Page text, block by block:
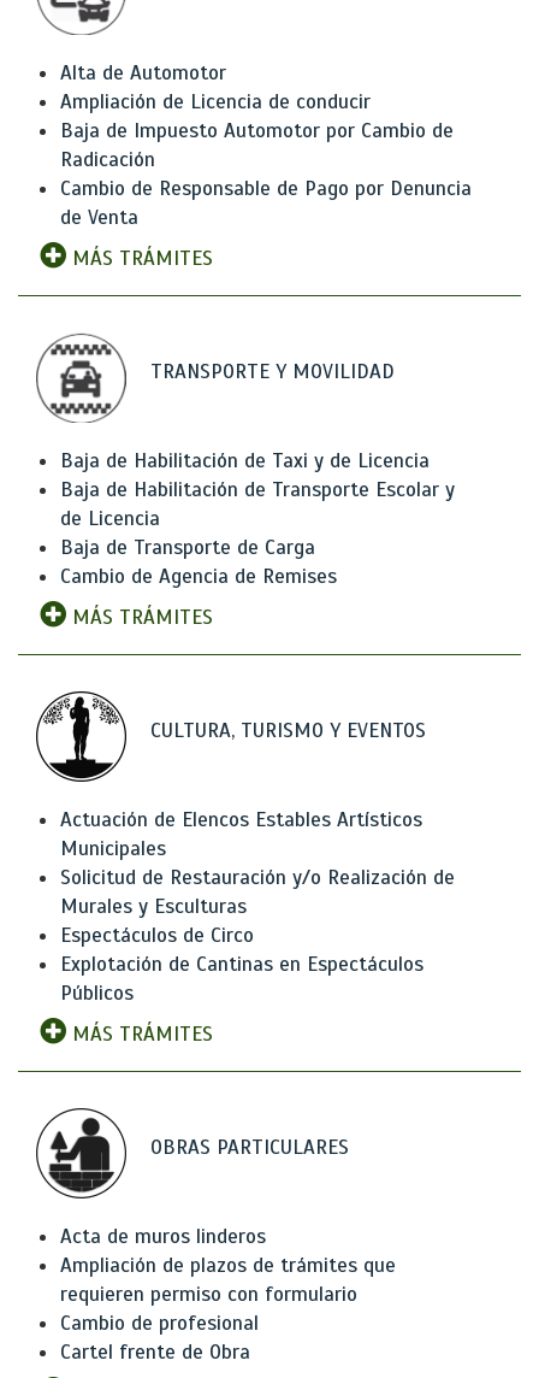
Alta de Automotor
Ampliación de Licencia de conducir
Baja de Impuesto Automotor por Cambio de
Radicación
Cambio de Responsable de Pago por Denuncia
de Venta
MÁS TRÁMITES
TRANSPORTE Y MOVILIDAD
Baja de Habilitación de Taxi y de Licencia
Baja de Habilitación de Transporte Escolar y
de Licencia
Baja de Transporte de Carga
Cambio de Agencia de Remises
MÁS TRÁMITES
CULTURA, TURISMO Y EVENTOS
Actuación de Elencos Estables Artísticos
Municipales
Solicitud de Restauración y/o Realización de
Murales y Esculturas
Espectáculos de Circo
Explotación de Cantinas en Espectáculos
Públicos
MÁS TRÁMITES
OBRAS PARTICULARES
Acta de muros linderos
Ampliación de plazos de trámites que
requieren permiso con formulario
Cambio de profesional
Cartel frente de Obra